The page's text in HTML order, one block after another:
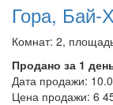
Гора, Бай-
Комнат: 2,
Продано за 1
Дата продажи:
Цена продажи: 6